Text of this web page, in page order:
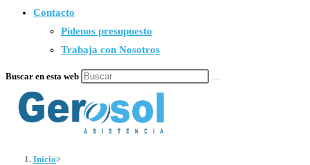
Contacto
Pídenos presupuesto
Trabaja con Nosotros
Buscar en esta web
Inicio>